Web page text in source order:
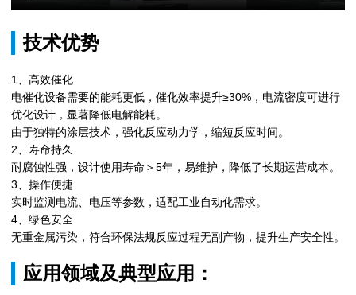
技术优势
1、高效催化
电催化设备需要的能耗更低，催化效率提升≥30%，电流密度可进行
优化设计，显著降低电解能耗。
由于独特的涂层技术，强化反应动力学，缩短反应时间。
2、寿命持久
耐腐蚀性强，设计使用寿命＞5年，易维护，降低了长期运营成本。
3、操作便捷
实时监测电流、电压等参数，适配工业自动化需求。
4、绿色安全
无重金属污染，符合环保法规反应过程无副产物，提升生产安全性。
应用领域及典型应用：